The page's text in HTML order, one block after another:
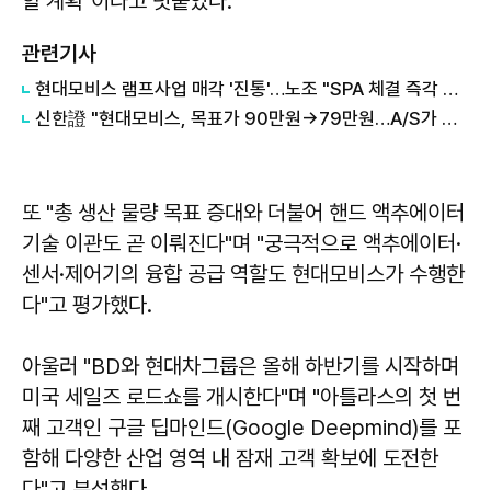
관련기사
현대모비스 램프사업 매각 '진통'…노조 "SPA 체결 즉각 중단"
신한證 "현대모비스, 목표가 90만원→79만원…A/S가 하방 지지"
또 "총 생산 물량 목표 증대와 더불어 핸드 액추에이터
기술 이관도 곧 이뤄진다"며 "궁극적으로 액추에이터·
센서·제어기의 융합 공급 역할도 현대모비스가 수행한
다"고 평가했다.
아울러 "BD와 현대차그룹은 올해 하반기를 시작하며
미국 세일즈 로드쇼를 개시한다"며 "아틀라스의 첫 번
째 고객인 구글 딥마인드(Google Deepmind)를 포
함해 다양한 산업 영역 내 잠재 고객 확보에 도전한